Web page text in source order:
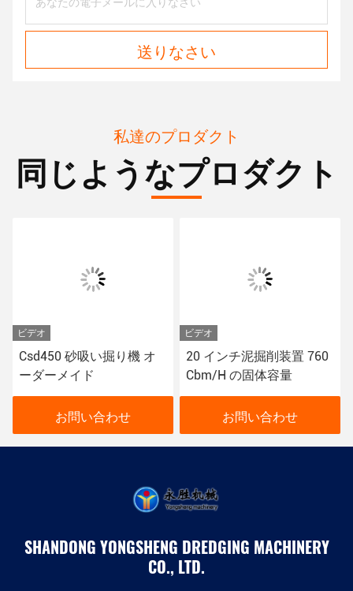
送りなさい
私達のプロダクト
同じようなプロダクト
ビデオ
Csd450 砂吸い掘り機 オ
ーダーメイド
お問い合わせ
ビデオ
20 インチ泥掘削装置 760
Cbm/H の固体容量
お問い合わせ
SHANDONG YONGSHENG DREDGING MACHINERY
CO., LTD.